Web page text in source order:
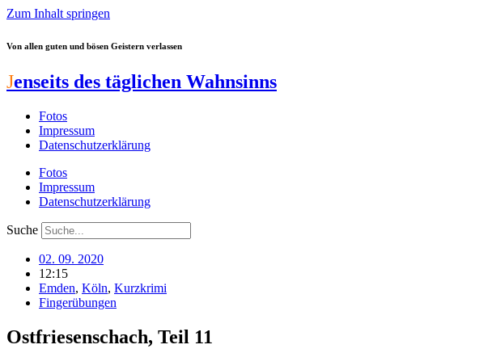
Zum Inhalt springen
Von allen guten und bösen Geistern verlassen
Jenseits des täglichen Wahnsinns
Fotos
Impressum
Datenschutzerklärung
Fotos
Impressum
Datenschutzerklärung
Suche
02. 09. 2020
12:15
Emden, Köln, Kurzkrimi
Fingerübungen
Ostfriesenschach, Teil 11